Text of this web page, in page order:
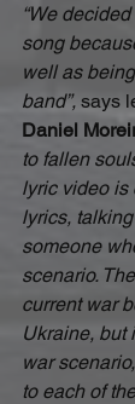
“We
song
well as
band”, says
Daniel
to fallen
lyric video is
lyrics,
someone
scenario.
current war
Ukraine, but
war
to each of